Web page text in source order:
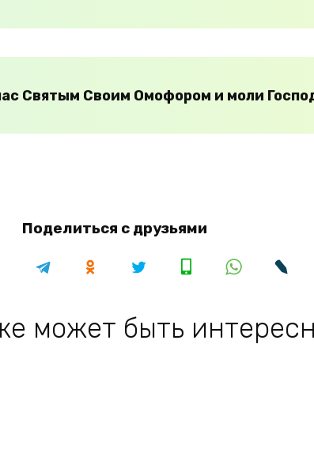
Святым Своим Омофором и моли
Поделиться с друзьями
может быть